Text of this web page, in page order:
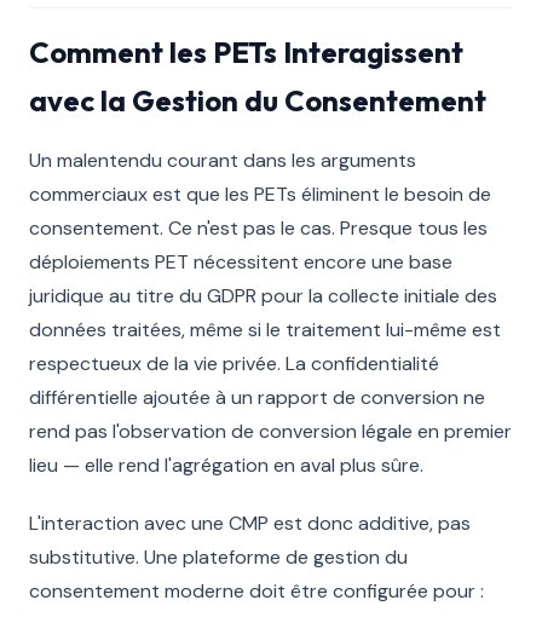
Comment les PETs Interagissent
avec la Gestion du Consentement
Un malentendu courant dans les arguments
commerciaux est que les PETs éliminent le besoin de
consentement. Ce n'est pas le cas. Presque tous les
déploiements PET nécessitent encore une base
juridique au titre du GDPR pour la collecte initiale des
données traitées, même si le traitement lui-même est
respectueux de la vie privée. La confidentialité
différentielle ajoutée à un rapport de conversion ne
rend pas l'observation de conversion légale en premier
lieu — elle rend l'agrégation en aval plus sûre.
L'interaction avec une CMP est donc additive, pas
substitutive. Une plateforme de gestion du
consentement moderne doit être configurée pour :